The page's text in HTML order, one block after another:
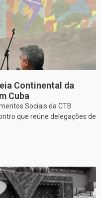
Continental da
Cuba
Sociais da CTB
que reúne delegações de